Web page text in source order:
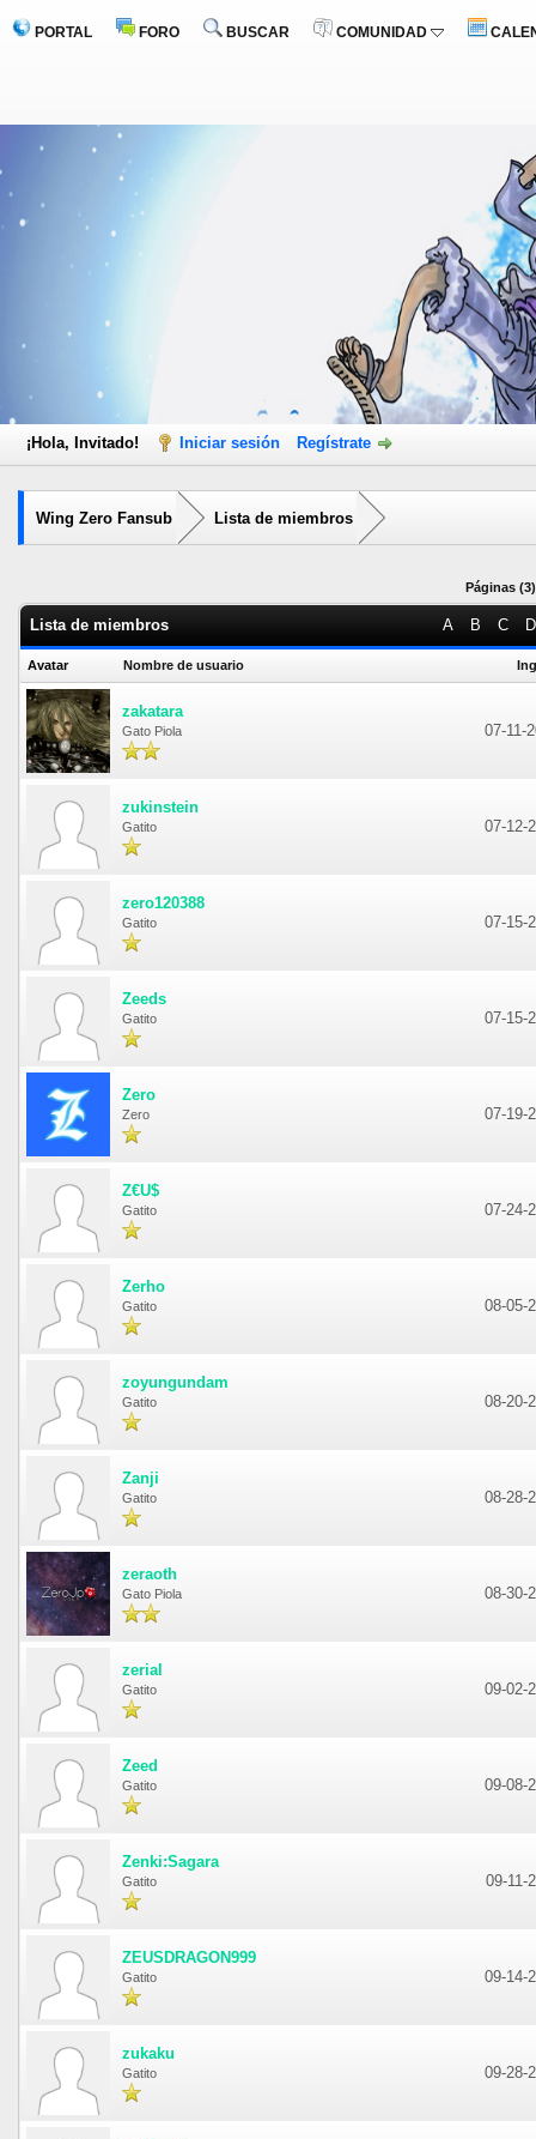
PORTAL FORO BUSCAR COMUNIDAD
¡Hola, Invitado! Iniciar sesión Regístrate
Wing Zero Fansub Lista de miembros
Páginas
A B C D
Lista de miembros
Avatar Nombre de usuario
zakatara
Gato Piola 07-11-
zukinstein
Gatito 07-12-
zero120388
Gatito 07-15-
Zeeds
Gatito 07-15-
Zero
Zero 07-19-
Z€U$
Gatito 07-24-
Zerho
Gatito 08-05-
zoyungundam
Gatito 08-20-
Zanji
Gatito 08-28-
zeraoth
Gato Piola 08-30-
zerial
Gatito 09-02-
Zeed
Gatito 09-08-
Zenki:Sagara
Gatito 09-11-
ZEUSDRAGON999
Gatito 09-14-
zukaku
Gatito 09-28-